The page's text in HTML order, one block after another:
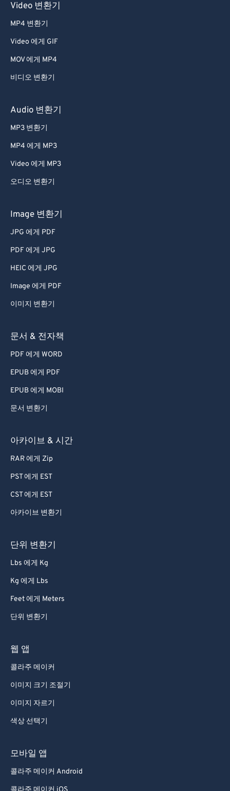
Video 변환기
MP4 변환기
Video 에게 GIF
MOV 에게 MP4
비디오 변환기
Audio 변환기
MP3 변환기
MP4 에게 MP3
Video 에게 MP3
오디오 변환기
Image 변환기
JPG 에게 PDF
PDF 에게 JPG
HEIC 에게 JPG
Image 에게 PDF
이미지 변환기
문서 & 전자책
PDF 에게 WORD
EPUB 에게 PDF
EPUB 에게 MOBI
문서 변환기
아카이브 & 시간
RAR 에게 Zip
PST 에게 EST
CST 에게 EST
아카이브 변환기
단위 변환기
Lbs 에게 Kg
Kg 에게 Lbs
Feet 에게 Meters
단위 변환기
웹 앱
콜라주 메이커
이미지 크기 조절기
이미지 자르기
색상 선택기
모바일 앱
콜라주 메이커 Android